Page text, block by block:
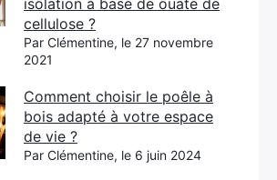
isolation à base de ouate de
cellulose ?
Par Clémentine, le 27 novembre
2021
Comment choisir le poêle à
bois adapté à votre espace
de vie ?
Par Clémentine, le 6 juin 2024